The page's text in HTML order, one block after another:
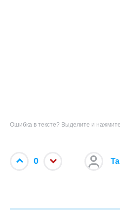
Ошибка в тексте? Выделите и
0